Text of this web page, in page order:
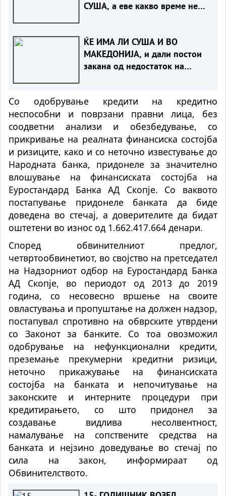
СУША, а еве какво време не
ЌЕ ИМА ЛИ СУША И ВО
МАКЕДОНИЈА, и дали постои
закана од недостаток на
Со одобрување кредити на кредитно
неспособни и поврзани правни лица, без
соодветни анализи и обезбедување, со
прикривање на реалната финансиска состојба
и ризиците, како и со неточно известување до
Народната банка, придонеле за значително
влошување на финансиската состојба на
Еуростандард Банка АД Скопје. Со ваквото
постапување придонеле банката да биде
доведена во стечај, а доверителите да бидат
оштетени во износ од 1.662.417.664 денари.
Според обвинителниот предлог,
четвртообвинетиот, во својство на претседател
на Надзорниот одбор на Еуростандард Банка
АД Скопје, во периодот од 2013 до 2019
година, со несовесно вршење на своите
овластувања и пропуштање на должен надзор,
постапувал спротивно на обврските утврдени
со Законот за банките. Со тоа овозможил
одобрување на нефункционални кредити,
преземање прекумерни кредитни ризици,
неточно прикажување на финансиската
состојба на банката и непочитување на
законските и интерните процедури при
кредитирањето, со што придонел за
создавање видлива несолвентност,
намалување на сопствените средства на
банката и нејзино доведување во стечај по
сила на закон, информираат од
Обвинителството.